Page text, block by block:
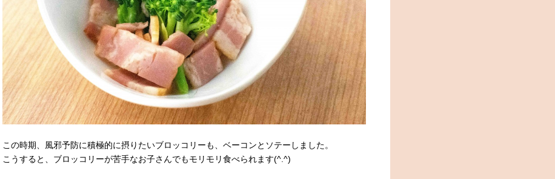
この時期、風邪予防に積極的に摂りたいブロッコリーも、ベーコンとソテーしました。
こうすると、ブロッコリーが苦手なお子さんでもモリモリ食べられます(^.^)